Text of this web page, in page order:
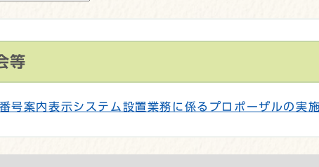
等
号案内表示システム設置業務に係るプロポーザルの実